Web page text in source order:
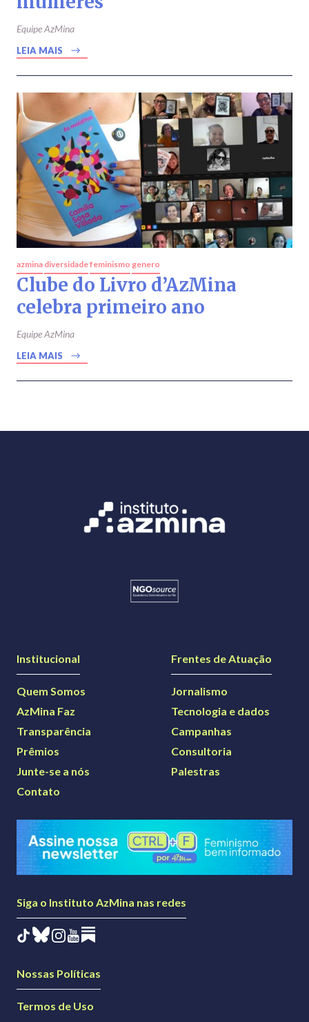
Equipe AzMina
azmina diversidadefeminismo genero
Clube do Livro d’AzMina
celebra primeiro ano
Equipe AzMina
Institucional
Quem Somos
AzMina Faz
Transparência
Prêmios
Junte-se a nós
Contato
Frentes de Atuação
Jornalismo
Tecnologia e dados
Campanhas
Consultoria
Palestras
Siga o Instituto AzMina nas redes
Nossas Políticas
Termos de Uso